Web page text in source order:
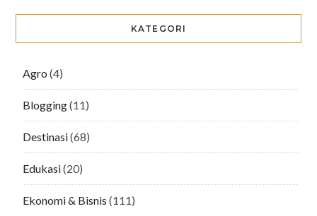
KATEGORI
Agro (4)
Blogging(11)
Destinasi(68)
Edukasi(20)
Ekonomi & Bisnis (111)